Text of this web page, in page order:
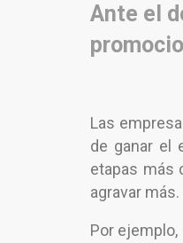
Ante el
Las
de ganar el
etapas más
agravar más.
Por